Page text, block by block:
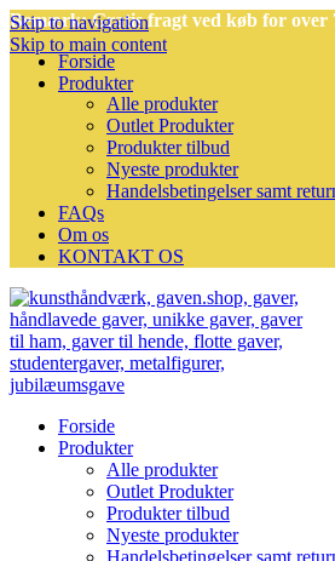
Skip to navigation
Skip to main content
Bemærk: Gratis fragt ved køb for over
Forside
Produkter
Alle produkter
Outlet Produkter
Produkter tilbud
Nyeste produkter
Handelsbetingelser samt
FAQs
Om os
KONTAKT OS
Forside
Produkter
Alle produkter
Outlet Produkter
Produkter tilbud
Nyeste produkter
Handelsbetingelser samt